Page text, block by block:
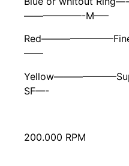
——————-M—–
——
SF—-
200.000 RPM